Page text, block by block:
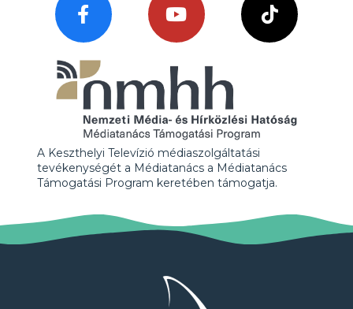
A Keszthelyi Televízió médiaszolgáltatási
tevékenységét a Médiatanács a Médiatanács
Támogatási Program keretében támogatja.